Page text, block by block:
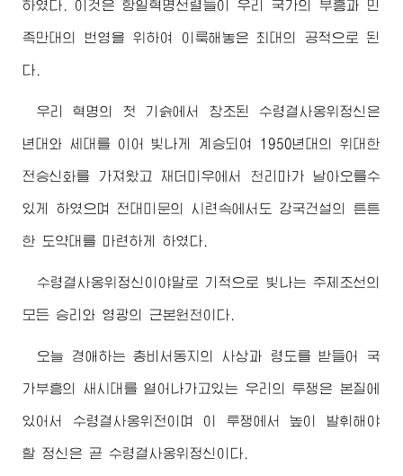
하였다. 이것은 항일혁명선렬들이 우리 국가의 부흥과 민
족만대의 번영을 위하여 이룩해놓은 최대의 공적으로 된
다.
우리 혁명의 첫 기슭에서 창조된 수령 결사옹위정신은
년대와 세대를 이어 빛나게 계승되여 1950년대의 위대한
전승신화를 가져왔고 재더미우에서 천리마가 날아오를수
있게 하였으며 전대미문의 시련속에서도 강국건설의 튼튼
한 도약대를 마련하게 하였다.
수령 결사옹위정신이야말로 기적으로 빛나는 주체조선의
모든 승리와 영광의 근본원천이다.
오늘 경애하는 총비서동지의 사상과 령도를 받들어 국
가부흥의 새시대를 열어나가고있는 우리의 투쟁은 본질에
있어서 수령 결사옹위전이며 이 투쟁에서 높이 발휘해야
할 정신은 곧 수령 결사옹위정신이다.